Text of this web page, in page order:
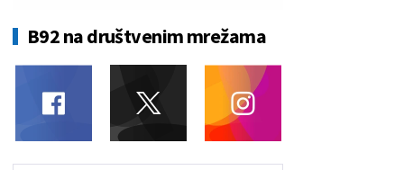
B92 na društvenim mrežama